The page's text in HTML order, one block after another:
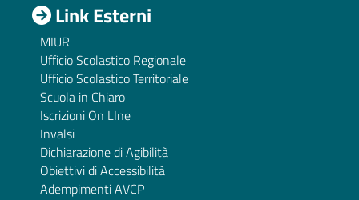
Link Esterni
MIUR
Ufficio Scolastico Regionale
Ufficio Scolastico Territoriale
Scuola in Chiaro
Iscrizioni On LIne
Invalsi
Dichiarazione di Agibilità
Obiettivi di Accessibilità
Adempimenti AVCP